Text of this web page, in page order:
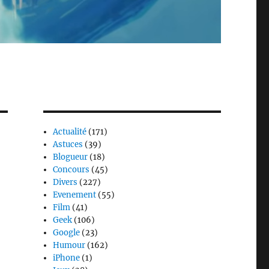
Actualité (171)
Astuces (39)
Blogueur (18)
Concours (45)
Divers (227)
Evenement (55)
Film (41)
Geek (106)
Google (23)
Humour (162)
iPhone (1)